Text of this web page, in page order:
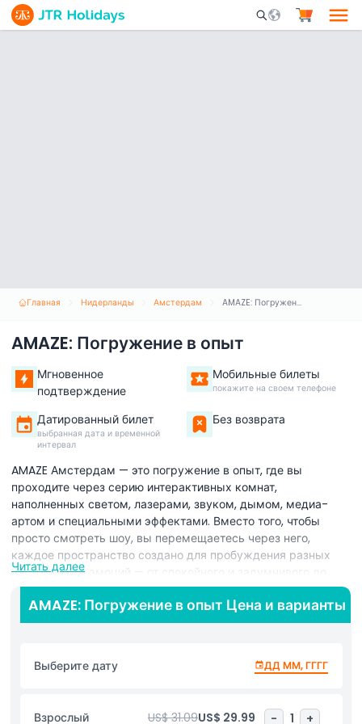
Mobile Search
Главная Нидерланды Амстердам AMAZE: Погружение в опыт
AMAZE: Погружение в опыт
Мгновенное
подтверждение
Мобильные билеты
покажите на своем телефоне
Датированный билет
выбранная дата и временной
интервал
Без возврата
AMAZE Амстердам — это погружение в опыт, где вы
проходите через серию интерактивных комнат,
наполненных светом, лазерами, звуком, дымом, медиа-
артом и специальными эффектами. Вместо того, чтобы
просто смотреть шоу, вы перемещаетесь через него,
каждое пространство создано для пробуждения разных
настроений и эмоций — от спокойного и задумчивого до
захватывающего и интенсивного. Создается ощущение,
будто вы попадаете в живое произведение искусства или
футуристический клуб, что делает его отличным выбором,
полностью погрузиться в окружение. Аттракцион
расположен в бывшем промышленном ночном клубе в
андеграундной атмосферы. AMAZE был создан ID&T,
Читать далее
AMAZE: Погружение в опыт Цена и варианты
Выберите дату ДД ММ, ГГГГ
Взрослый US$ 31.09US$ 29.99 - 1 +